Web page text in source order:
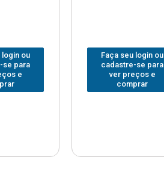
login ou
se para
e
Faça seu login ou
cadastre-se para
ver preços e
comprar